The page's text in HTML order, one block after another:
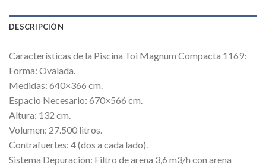
DESCRIPCIÓN
Características de la Piscina Toi Magnum Compacta 1169:
Forma: Ovalada.
Medidas: 640×366 cm.
Espacio Necesario: 670×566 cm.
Altura: 132 cm.
Volumen: 27.500 litros.
Contrafuertes: 4 (dos a cada lado).
Sistema Depuración: Filtro de arena 3,6 m3/h con arena